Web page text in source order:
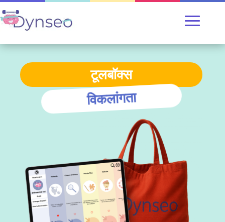
टूलबॉक्स
विकलांगता